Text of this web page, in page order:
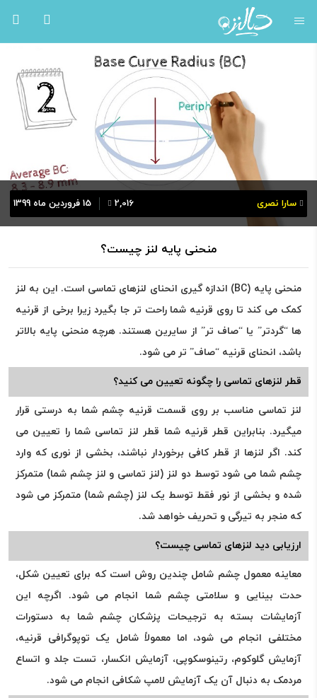
سارا نصری 15 فروردین ماه 1399 2,016
منحنی پایه لنز چیست؟
منحنی پایه (BC) اندازه گیری انحنای لنزهای تماسی است. این به لنز
کمک می کند تا روی قرنیه شما راحت تر جا بگیرد زیرا برخی از قرنیه
ها “گردتر” یا “صاف تر” از سایرین هستند. هرچه منحنی پایه بالاتر
باشد، انحنای قرنیه “صاف” تر می شود.
قطر لنزهای تماسی را چگونه تعیین می کنید؟
لنز تماسی مناسب بر روی قسمت قرنیه چشم شما به درستی قرار
میگیرد. بنابراین قطر قرنیه شما قطر لنز تماسی شما را تعیین می
کند. اگر لنزها از قطر کافی برخوردار نباشند، بخشی از نوری که وارد
چشم شما می شود توسط دو لنز (لنز تماسی و لنز چشم شما) متمرکز
شده و بخشی از نور فقط توسط یک لنز (چشم شما) متمرکز می شود
که منجر به تیرگی و تحریف خواهد شد.
ارزیابی دید لنزهای تماسی چیست؟
معاینه معمول چشم شامل چندین روش است که برای تعیین شکل،
حدت بینایی و سلامتی چشم شما انجام می شود. اگرچه این
آزمایشات بسته به ترجیحات پزشکان چشم شما به دستورات
مختلفی انجام می شود، اما معمولاً شامل یک توپوگرافی قرنیه،
آزمایش گلوکوم، رتینوسکوپی، آزمایش انکسار، تست جلد و اتساع
مردمک به دنبال آن یک آزمایش لامپ شکافی انجام می شود.